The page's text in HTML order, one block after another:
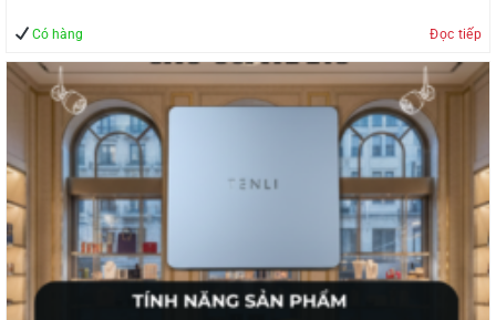
Có hàng Đọc tiếp